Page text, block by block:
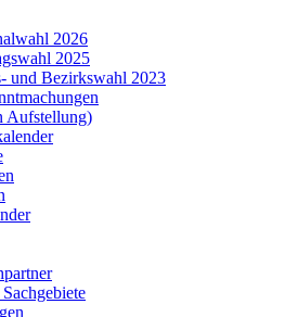
2026
2025
und Bezirkswahl 2023
Aufstellung)